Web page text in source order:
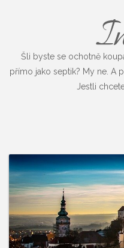
Šli byste se ochotně
přímo jako septik? My ne. A
Jestli